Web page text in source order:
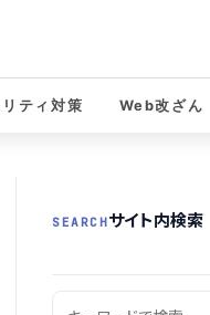
ティ対策 Web改ざん
SEARCHサイト内検索